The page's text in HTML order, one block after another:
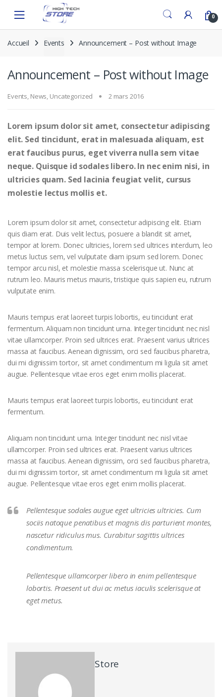
navigation
content
0
Accueil Events Announcement – Post without Image
Announcement – Post without Image
Events, News, Uncategorized 2 mars 2016
Lorem ipsum dolor sit amet, consectetur adipiscing
elit. Sed tincidunt, erat in malesuada aliquam, est
erat faucibus purus, eget viverra nulla sem vitae
neque. Quisque id sodales libero. In nec enim nisi, in
ultricies quam. Sed lacinia feugiat velit, cursus
molestie lectus mollis et.
Lorem ipsum dolor sit amet, consectetur adipiscing elit. Etiam
quis diam erat. Duis velit lectus, posuere a blandit sit amet,
tempor at lorem. Donec ultricies, lorem sed ultrices interdum, leo
metus luctus sem, vel vulputate diam ipsum sed lorem. Donec
tempor arcu nisl, et molestie massa scelerisque ut. Nunc at
rutrum leo. Mauris metus mauris, tristique quis sapien eu, rutrum
vulputate enim.
Mauris tempus erat laoreet turpis lobortis, eu tincidunt erat
fermentum. Aliquam non tincidunt urna. Integer tincidunt nec nisl
vitae ullamcorper. Proin sed ultrices erat. Praesent varius ultrices
massa at faucibus. Aenean dignissim, orci sed faucibus pharetra,
dui mi dignissim tortor, sit amet condimentum mi ligula sit amet
augue. Pellentesque vitae eros eget enim mollis placerat.
Mauris tempus erat laoreet turpis lobortis, eu tincidunt erat
fermentum.
Aliquam non tincidunt urna. Integer tincidunt nec nisl vitae
ullamcorper. Proin sed ultrices erat. Praesent varius ultrices
massa at faucibus. Aenean dignissim, orci sed faucibus pharetra,
dui mi dignissim tortor, sit amet condimentum mi ligula sit amet
augue. Pellentesque vitae eros eget enim mollis placerat.
Pellentesque sodales augue eget ultricies ultricies. Cum
sociis natoque penatibus et magnis dis parturient montes,
nascetur ridiculus mus. Curabitur sagittis ultrices
condimentum.
Pellentesque ullamcorper libero in enim pellentesque
lobortis. Praesent ut dui ac metus iaculis scelerisque at
eget metus.
Store